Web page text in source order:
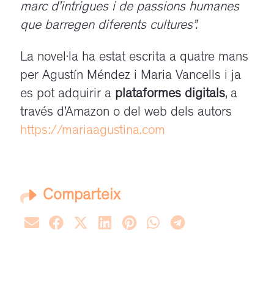
marc d’intrigues i de passions humanes
que barregen diferents cultures”.
La novel·la ha estat escrita a quatre mans
per Agustín Méndez i Maria Vancells i ja
es pot adquirir a plataformes digitals, a
través d’Amazon o del web dels autors
https://mariaagustina.com
Comparteix